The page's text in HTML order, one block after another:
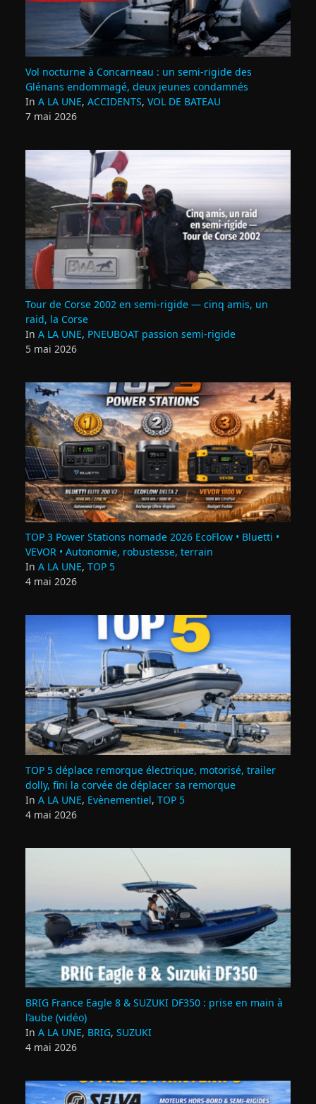
Vol nocturne à Concarneau : un semi‑rigide des
Glénans endommagé, deux jeunes condamnés
In A LA UNE, ACCIDENTS, VOL DE BATEAU
7 mai 2026
Tour de Corse 2002 en semi‑rigide — cinq amis, un
raid, la Corse
In A LA UNE, PNEUBOAT passion semi-rigide
5 mai 2026
TOP 3 Power Stations nomade 2026 EcoFlow • Bluetti •
VEVOR • Autonomie, robustesse, terrain
In A LA UNE, TOP 5
4 mai 2026
TOP 5 déplace remorque électrique, motorisé, trailer
dolly, fini la corvée de déplacer sa remorque
In A LA UNE, Evènementiel, TOP 5
4 mai 2026
BRIG France Eagle 8 & SUZUKI DF350 : prise en main à
l’aube (vidéo)
In A LA UNE, BRIG, SUZUKI
4 mai 2026